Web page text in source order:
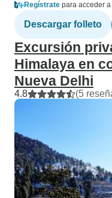
Regístrate para acceder
Descargar folleto
Excursión
Himalaya en
Nueva Delhi
4.8 (5